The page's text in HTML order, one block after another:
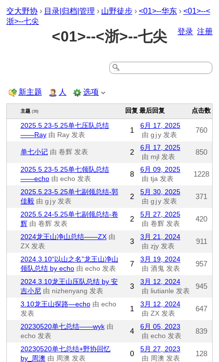
交大野协 › 目录|归档|管理 › 山野徒步 › <01>--华东 › <01>--<
浙>--七尖
登录 注册
<01>--<浙>--七尖
新主题 人 选项
主题 (30) 回复 最后回复 点击数
2025.5.23-5.25单七压队总结
——Ray 由 Ray 发表
1
6月 17, 2025
由 g j y 发表
760
单七小记 由 卷辉 发表 2
6月 17, 2025
由 mjl 发表
850
2025.5.23-5.25单七领队总结
——echo 由 echo 发表
8
6月 09, 2025
由 tja 发表
1228
2025.5.23-5.25单七副领总结-郭
佳毅 由 g j y 发表
2
5月 30, 2025
由 g j y 发表
371
2025.5.24-5.25单七副领总结-卷
辉 由 卷辉 发表
2
5月 27, 2025
由 卷辉 发表
420
2024龙王山净山总结——ZX 由
ZX 发表
3
3月 21, 2024
由 zjy 发表
911
2024.3.10“以山之名”龙王山净山
领队总结 by echo 由 echo 发表
7
3月 19, 2024
由 酒鬼 发表
957
2024.3.10龙王山压队总结 by 安
吉小尼 由 nizhenyang 发表
3
3月 12, 2024
由 liutianle 发表
945
3.10龙王山探路—echo 由 echo
发表
1
3月 12, 2024
由 ZX 发表
647
20230520单七总结——wyk 由
echo 发表
4
6月 05, 2023
由 echo 发表
839
20230520单七总结+野协回忆
by_周澳 由 周澳 发表
0
5月 27, 2023
由 周澳 发表
128